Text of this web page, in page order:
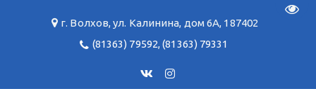
г. Волхов,ул. Калинина, дом 6А, 187402
(81363) 79592,(81363) 79331